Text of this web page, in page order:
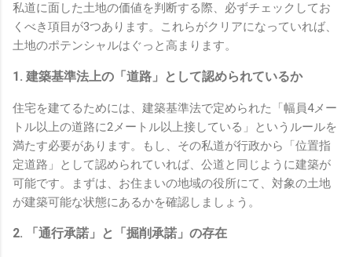
私道に面した土地の価値を判断する際、必ずチェックしてお
くべき項目が3つあります。これらがクリアになっていれば、
土地のポテンシャルはぐっと高まります。
1. 建築基準法上の「道路」として認められているか
住宅を建てるためには、建築基準法で定められた「幅員4メー
トル以上の道路に2メートル以上接している」というルールを
満たす必要があります。もし、その私道が行政から「位置指
定道路」として認められていれば、公道と同じように建築が
可能です。まずは、お住まいの地域の役所にて、対象の土地
が建築可能な状態にあるかを確認しましょう。
2. 「通行承諾」と「掘削承諾」の存在